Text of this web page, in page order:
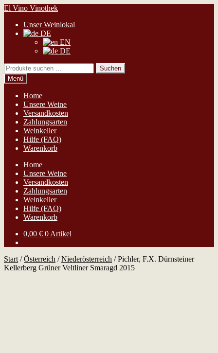
Zur
springen
Zum
springen
El Vino Vinothek
Unser Weinlokal
DE
EN
DE
Suchen
nach:
Suchen
Menü
Home
Unsere Weine
Versandkosten
Zahlungsarten
Weinkeller
Hilfe (FAQ)
Warenkorb
Home
Unsere Weine
Versandkosten
Zahlungsarten
Weinkeller
Hilfe (FAQ)
Warenkorb
0,00 € 0 Artikel
Start /Österreich /Niederösterreich /Pichler, F.X. Dürnsteiner
Kellerberg Grüner Veltliner Smaragd 2015